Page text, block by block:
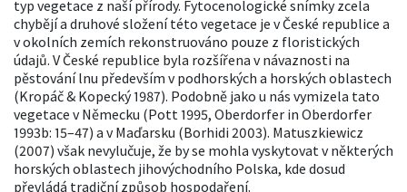
typ vegetace z naší přírody. Fytocenologické snímky zcela
chybějí a druhové složení této vegetace je v České republice a
v okolních zemích rekonstruováno pouze z floristických
údajů. V České republice byla rozšířena v návaznosti na
pěstování lnu především v podhorských a horských oblastech
(Kropáč & Kopecký 1987). Podobně jako u nás vymizela tato
vegetace v Německu (Pott 1995, Oberdorfer in Oberdorfer
1993b: 15–47) a v Maďarsku (Borhidi 2003). Matuszkiewicz
(2007) však nevylučuje, že by se mohla vyskytovat v některých
horských oblastech jihovýchodního Polska, kde dosud
převládá tradiční způsob hospodaření.